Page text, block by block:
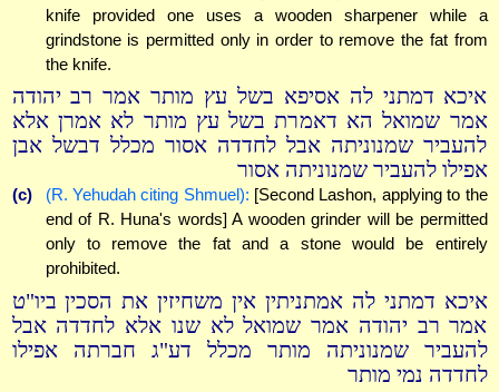
knife provided one uses a wooden sharpener while a
grindstone is permitted only in order to remove the fat from
the knife.
איכא דמתני לה אסיפא בשל עץ מותר אמר רב יהודה
אמר שמואל הא דאמרת בשל עץ מותר לא אמרן אלא
להעביר שמנוניתה אבל לחדדה אסור מכלל דבשל אבן
אפילו להעביר שמנוניתה אסור
(c) (R. Yehudah citing Shmuel): [Second Lashon, applying to the
end of R. Huna's words] A wooden grinder will be permitted
only to remove the fat and a stone would be entirely
prohibited.
איכא דמתני לה אמתניתין אין משחיזין את הסכין ביו"ט
אמר רב יהודה אמר שמואל לא שנו אלא לחדדה אבל
להעביר שמנוניתה מותר מכלל דע"ג חברתה אפילו
לחדדה נמי מותר